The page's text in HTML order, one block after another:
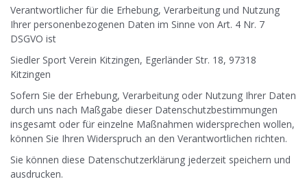
Verantwortlicher für die Erhebung, Verarbeitung und Nutzung
Ihrer personenbezogenen Daten im Sinne von Art. 4 Nr. 7
DSGVO ist
Siedler Sport Verein Kitzingen, Egerländer Str. 18, 97318
Kitzingen
Sofern Sie der Erhebung, Verarbeitung oder Nutzung Ihrer Daten
durch uns nach Maßgabe dieser Datenschutzbestimmungen
insgesamt oder für einzelne Maßnahmen widersprechen wollen,
können Sie Ihren Widerspruch an den Verantwortlichen richten.
Sie können diese Datenschutzerklärung jederzeit speichern und
ausdrucken.